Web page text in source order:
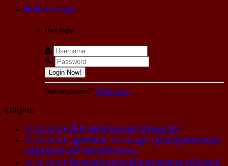
User login
User login
Login Now!
Not registered? Click here.
ចុងក្រោយ
11-02-2018
ណីម៉ា អាច​ជាប់​គុក​៦ឆ្នាំ នៅ​អេស្ប៉ាញ!
10-31-2018
«អ្នក​កាសែត "Khashoggi" ត្រូវ​បាន​ច្របាច់ក​សម្លាប់​
នៅ​ក្នុង​ស្ថាន​ភារធារី និង​កាត់​បំបែក​សព»
10-31-2018
កីឡាករ​បាល់ទាត់​ប្រេស៊ីល​ម្នាក់​ត្រូវ​បាន​រក​ឃើញ​ស្លាប់​